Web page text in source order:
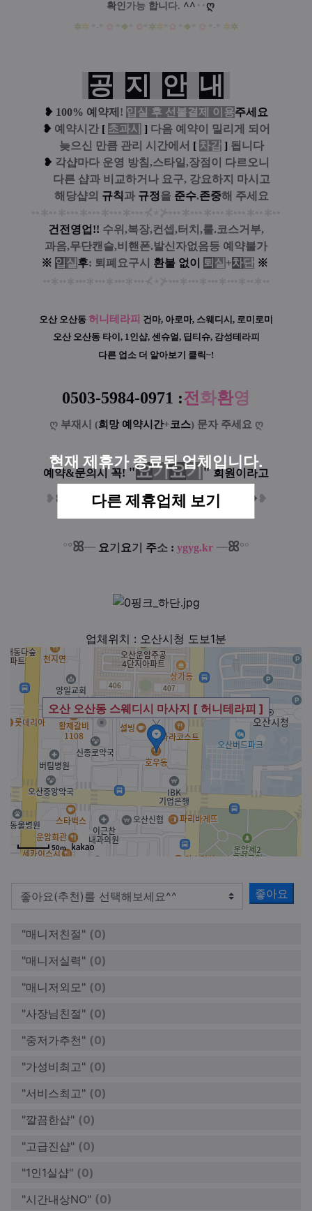
현재 제휴가 종료된 업체입니다.
다른 제휴업체 보기
확인가능 합니 다. ^^ ‥ ღ
✲✲ ❖ ✲✲ ❖ ✲✲
공 지 안 내
❥ 100% 예약제 ! 입실 후 선불결제 이용주세요
❥ 예 약시간[ 초과시 ] 다음 예약이 밀리게 되어
늦으신 만큼 관리 시간에서 [ 차감 ] 됩니다
❥ 각샵마다 운영 방침,스타일,장점이 다르오니
다른 샵과 비교하거나 요구, 강요하지 마시고
해당샵의 규칙 과 규정을 준수.존중해 주세요
건전영업!! 수위,복장,컨셉,터치,룰.코스거부,
과음,무단캔슬,비핸폰.발신자없음등 예약불가
※ 입 실 후: 퇴폐요구시 환불 없이 퇴 실 +차단 ※
오산 오산동 허니테라피 건마, 아로마, 스웨디시, 로미로미
오산 오산동 타이, 1인샵, 센슈얼, 딥티슈, 감성테라피
다른 업소 더 알아보기 클릭~!
0503-5984-0971 :전화환영
ღ 부재시 (희망 예약시간+코스) 문자 주세요 ღ
예약&문의시 꼭! "요기요기 " 회원이라고
❥ ❥ 말씀하셔야 할인적용 가능합니다 ❥ ❥
°°ꕤ┈ 요기 요기 주소 : ygyg.kr ┈ꕤ°°
업체위치 : 오산시청 도보1분
오산 오산동 스웨디시 마사지 [ 허니테라피 ]
50m
좋아요
"매니저친절" (0)
"매니저실력" (0)
"매니저외모" (0)
"사장님친절" (0)
"중저가추천" (0)
"가성비최고" (0)
"서비스최고" (0)
"깔끔한샵" (0)
"고급진샵" (0)
"1인1실샵" (0)
"시간내상NO" (0)